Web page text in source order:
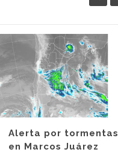
Alerta por tormentas
en Marcos Juárez